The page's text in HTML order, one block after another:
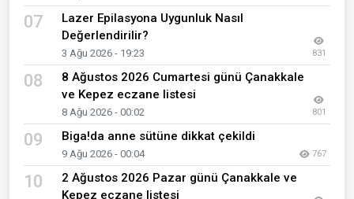
07
Lazer Epilasyona Uygunluk Nasıl
Değerlendirilir?
3 Ağu 2026 - 19:23 831
08
8 Ağustos 2026 Cumartesi günü Çanakkale
ve Kepez eczane listesi
8 Ağu 2026 - 00:02 801
09 Biga!da anne sütüne dikkat çekildi
9 Ağu 2026 - 00:04 767
10
2 Ağustos 2026 Pazar günü Çanakkale ve
Kepez eczane listesi